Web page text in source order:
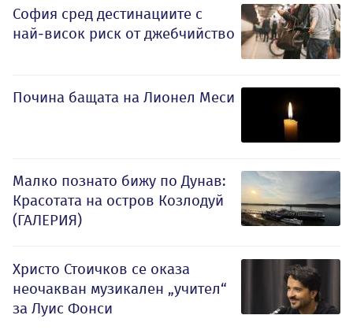
София сред дестинациите с
най-висок риск от джебчийство
Почина бащата на Лионел Меси
Малко познато бижу по Дунав:
Красотата на остров Козлодуй
(ГАЛЕРИЯ)
Христо Стоичков се оказа
неочакван музикален „учител“
за Луис Фонси